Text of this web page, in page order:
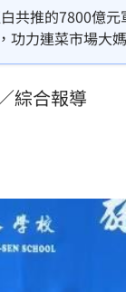
僅10檔賺錢
莫茲通行 重
3.8萬張 它讓
共推的7800億
功力連菜市場大
國防辯論，更
黨魂的熱烈討論
綜合報導